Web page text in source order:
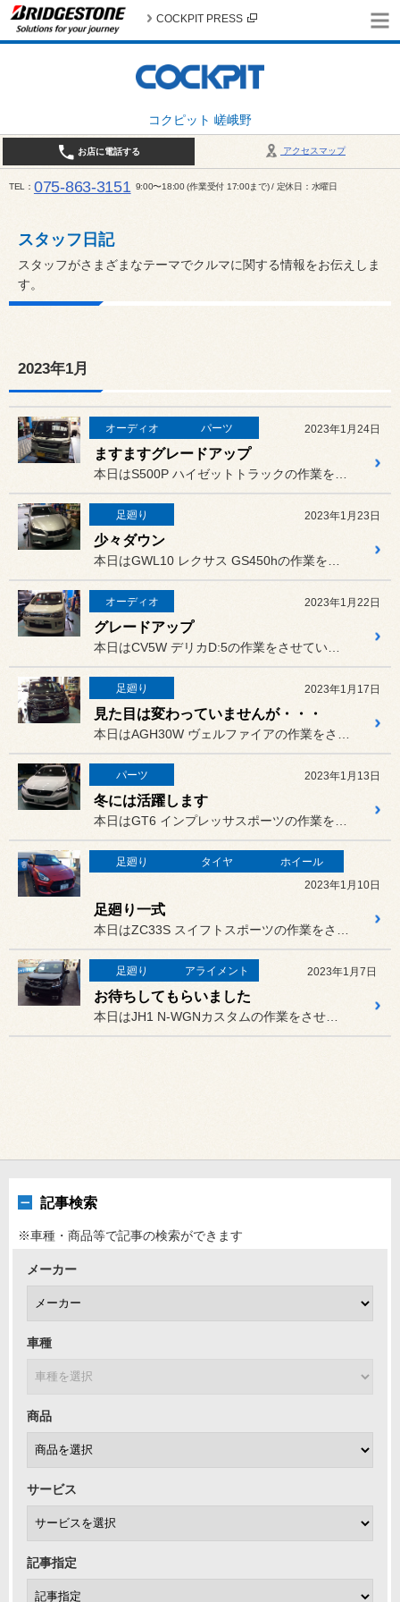
コクピット 嵯峨野
COCKPIT PRESS
アクセスマップ
お店に電話する
TEL 075-863-3151 9:00〜18:00 (作業受付 17:00まで) / 定休日：水曜日
スタッフ日記
スタッフがさまざまなテーマでクルマに関する情報をお伝えしま
す。
2023年1月
オーディオ パーツ 2023年1月24日
ますますグレードアップ
足廻り 2023年1月23日
少々ダウン
オーディオ 2023年1月22日
グレードアップ
足廻り 2023年1月17日
見た目は変わっていませんが・・・
パーツ 2023年1月13日
冬には活躍します
足廻り タイヤ
ホイール
2023年1月10日
足廻り一式
足廻り アライメント 2023年1月7日
お待ちしてもらいました
記事検索
※車種・商品等で記事の検索ができます
メーカー
車種
商品
サービス
記事指定